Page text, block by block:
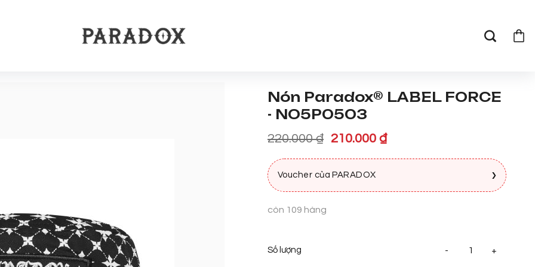
Nón Paradox® LABEL FORCE
- NO5P0503
220.000₫ Giá
220.000 ₫.
210.000 ₫Giá
210.000 ₫.
Voucher của PARADOX ›
còn 109 hàng